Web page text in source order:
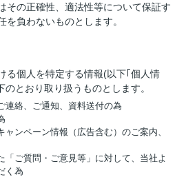
その正確性、適法性等について保証す
を負わないものとします。
る個人を特定する情報(以下｢個人情
とおり取り扱うものとします。
絡、ご通知、資料送付の為
ンペーン情報（広告含む）のご案内、
ご質問・ご意見等」に対して、当社よ
く為